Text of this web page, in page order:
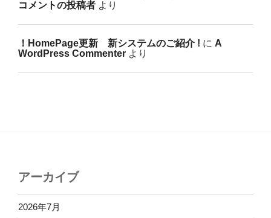
コメントの投稿者 より
！HomePage更新 新システムのご紹介 ! に A
WordPress Commenter より
アーカイブ
2026年7月